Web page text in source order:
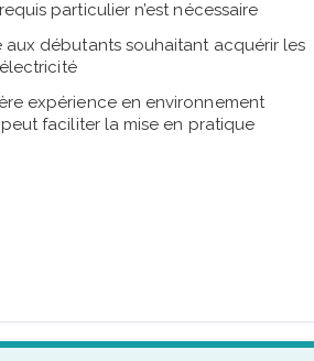
particulier n’est nécessaire
aux débutants souhaitant acquérir les
expérience en environnement
faciliter la mise en pratique